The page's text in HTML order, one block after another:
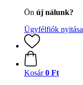
Ön új nálunk?
Ügyfélfiók nyitása
Kosár 0 Ft